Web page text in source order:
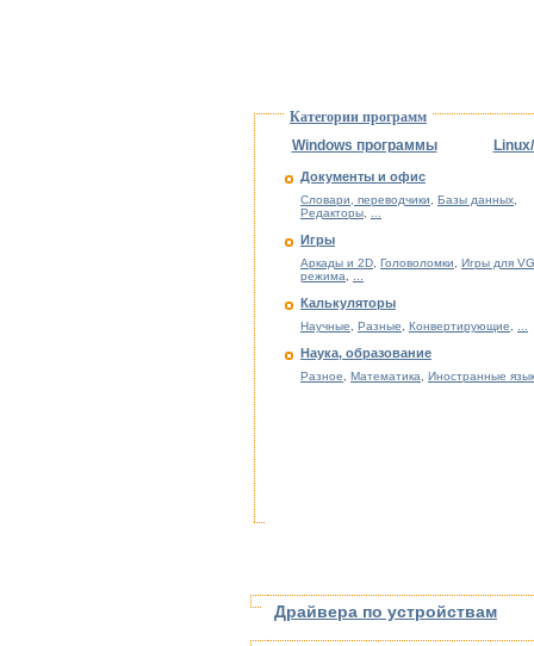
Категории программ
Windows программы
Документы и офис
Словари, переводчики, Базы данных,
Редакторы, ...
Игры
Аркады и 2D, Головоломки, Игры для
режима, ...
Калькуляторы
Научные, Разные, Конвертирующие, ...
Наука, образование
Разное, Математика, Иностранные
Драйвера по устройствам